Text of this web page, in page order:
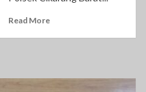
Read More